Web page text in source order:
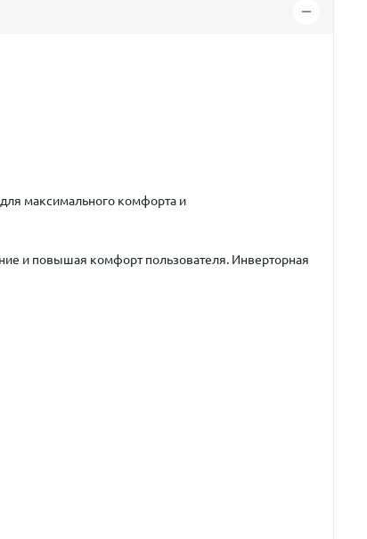
максимального комфорта и
и повышая комфорт пользователя. Инверторная